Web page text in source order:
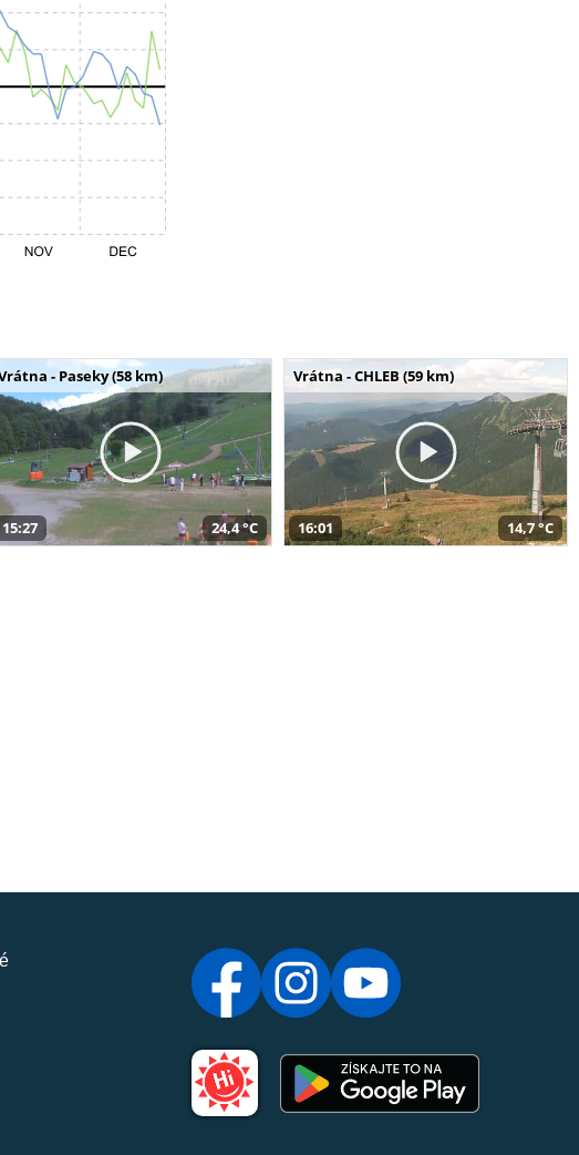
- Paseky (58 km)
15:27 24,4 °C
Vrátna - CHLEB (59 km)
16:01 14,7 °C